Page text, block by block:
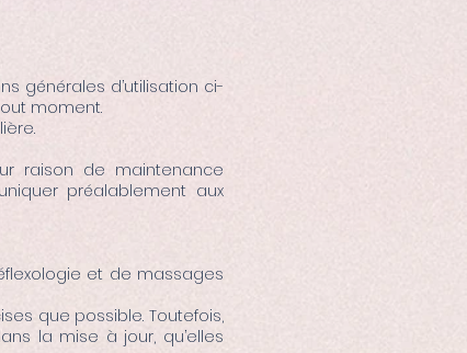
générales d’utilisation ci-
moment.
raison de maintenance
préalablement aux
et de massages
que possible. Toutefois,
la mise à jour, qu’elles